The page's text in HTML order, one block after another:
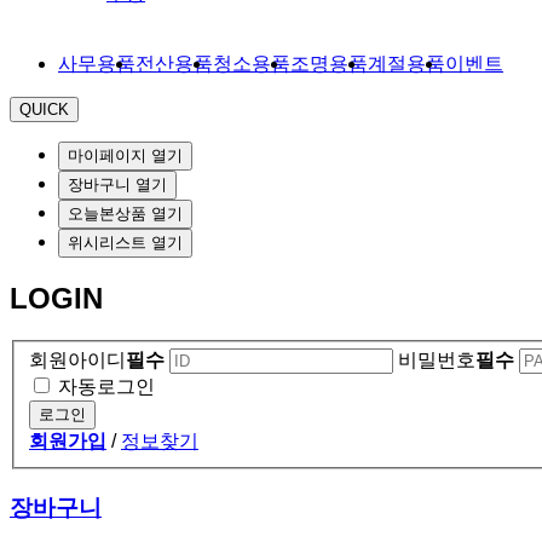
사무용품전산용품청소용품조명용품계절용품이벤트
QUICK
마이페이지 열기
장바구니 열기
오늘본상품 열기
위시리스트 열기
LOGIN
회원아이디 필수 비밀번호필수
자동로그인
로그인
회원가입 / 정보찾기
장바구니